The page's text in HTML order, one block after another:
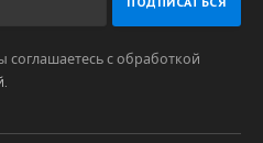
Новомарусино в
тысяч уже сдана в